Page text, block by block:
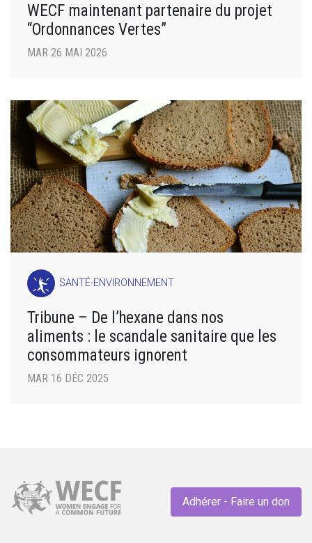
WECF maintenant partenaire du projet
“Ordonnances Vertes”
MAR 26 MAI 2026
SANTÉ-ENVIRONNEMENT
Tribune – De l’hexane dans nos
aliments : le scandale sanitaire que les
consommateurs ignorent
MAR 16 DÉC 2025
Adhérer - Faire un don